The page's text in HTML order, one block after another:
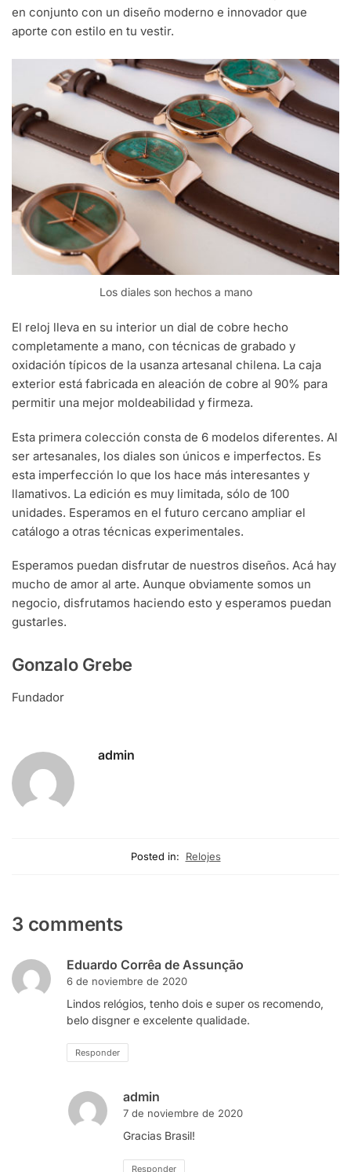
en conjunto con un diseño moderno e innovador que
aporte con estilo en tu vestir.
Los diales son hechos a mano
El reloj lleva en su interior un dial de cobre hecho
completamente a mano, con técnicas de grabado y
oxidación típicos de la usanza artesanal chilena. La caja
exterior está fabricada en aleación de cobre al 90% para
permitir una mejor moldeabilidad y firmeza.
Esta primera colección consta de 6 modelos diferentes. Al
ser artesanales, los diales son únicos e imperfectos. Es
esta imperfección lo que los hace más interesantes y
llamativos. La edición es muy limitada, sólo de 100
unidades. Esperamos en el futuro cercano ampliar el
catálogo a otras técnicas experimentales.
Esperamos puedan disfrutar de nuestros diseños. Acá hay
mucho de amor al arte. Aunque obviamente somos un
negocio, disfrutamos haciendo esto y esperamos puedan
gustarles.
Gonzalo Grebe
Fundador
admin
Posted in: Relojes
3 comments
Eduardo Corrêa de Assunção
6 de noviembre de 2020
Lindos relógios, tenho dois e super os recomendo,
belo disgner e excelente qualidade.
Responder
admin
7 de noviembre de 2020
Gracias Brasil!
Responder